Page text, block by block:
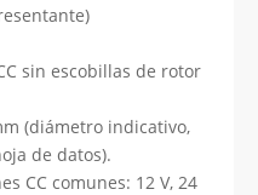
sin escobillas de rotor
(diámetro indicativo,
de datos).
CC comunes: 12 V, 24